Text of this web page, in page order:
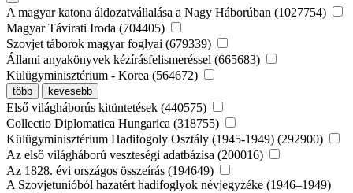
A magyar katona áldozatvállalása a Nagy Háborúban (1027754)
Magyar Távirati Iroda (704405)
Szovjet táborok magyar foglyai (679339)
Állami anyakönyvek kézírásfelismeréssel (665683)
Külügyminisztérium - Korea (564672)
több kevesebb
Első világháborús kitüntetések (440575)
Collectio Diplomatica Hungarica (318755)
Külügyminisztérium Hadifogoly Osztály (1945-1949) (292900)
Az első világháború veszteségi adatbázisa (200016)
Az 1828. évi országos összeírás (194649)
A Szovjetunióból hazatért hadifoglyok névjegyzéke (1946–1949)